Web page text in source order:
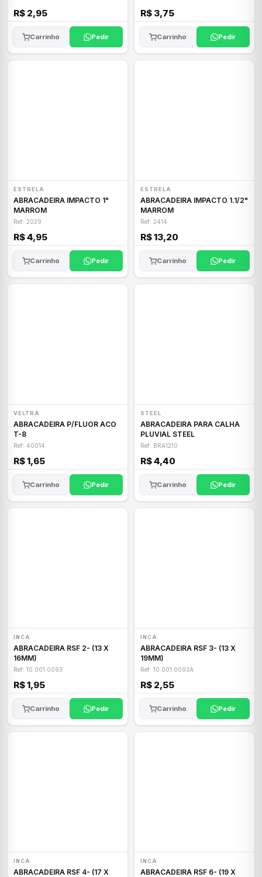
R$ 2,95
Carrinho Pedir
R$ 3,75
Carrinho Pedir
ESTRELA
ABRACADEIRA IMPACTO 1"
MARROM
Ref: 2029
R$ 4,95
Carrinho Pedir
ESTRELA
ABRACADEIRA IMPACTO 1.1/2"
MARROM
Ref: 2414
R$ 13,20
Carrinho Pedir
VELTRA
ABRACADEIRA P/FLUOR ACO
T-8
Ref: 40014
R$ 1,65
Carrinho Pedir
STEEL
ABRACADEIRA PARA CALHA
PLUVIAL STEEL
Ref: BRA1210
R$ 4,40
Carrinho Pedir
INCA
ABRACADEIRA RSF 2- (13 X
16MM)
Ref: 10.001.0093
R$ 1,95
Carrinho Pedir
INCA
ABRACADEIRA RSF 3- (13 X
19MM)
Ref: 10.001.0093A
R$ 2,55
Carrinho Pedir
INCA
ABRACADEIRA RSF 4- (17 X
INCA
ABRACADEIRA RSF 6- (19 X